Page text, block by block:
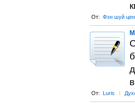
От: Фэн шуй
От: Luris l